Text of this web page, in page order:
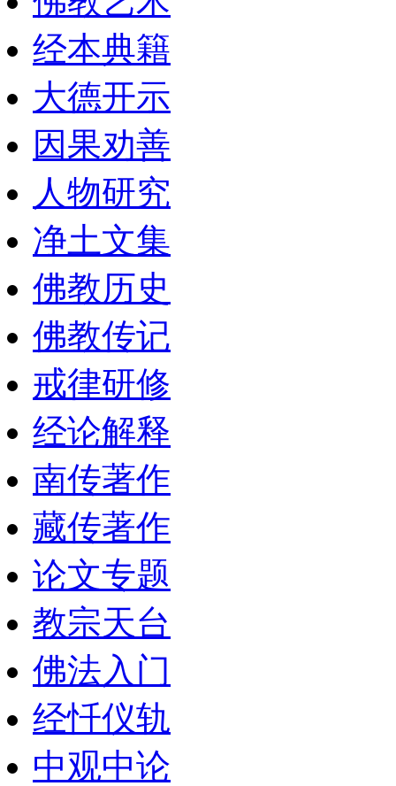
经本典籍
大德开示
因果劝善
人物研究
净土文集
佛教历史
佛教传记
戒律研修
经论解释
南传著作
藏传著作
论文专题
教宗天台
佛法入门
经忏仪轨
中观中论